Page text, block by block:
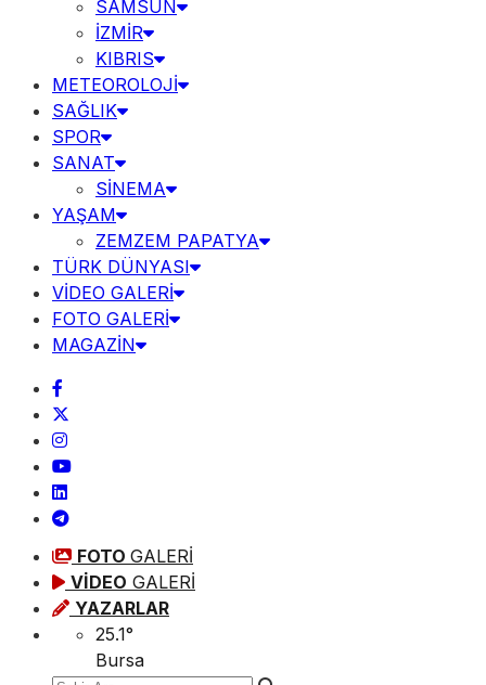
SAMSUN
İZMİR
KIBRIS
METEOROLOJİ
SAĞLIK
SPOR
SANAT
SİNEMA
YAŞAM
ZEMZEM PAPATYA
TÜRK DÜNYASI
VİDEO GALERİ
FOTO GALERİ
MAGAZİN
FOTO GALERİ
VİDEO GALERİ
YAZARLAR
25.1°
Bursa